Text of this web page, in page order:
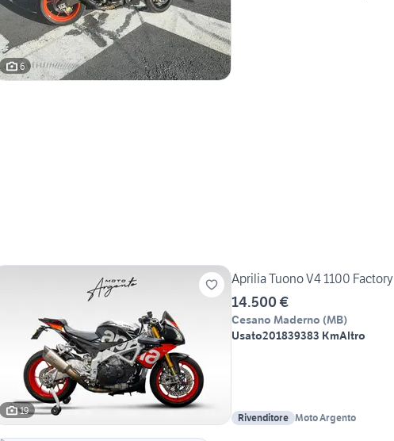
6
19
Aprilia Tuono V4 1100 Factory
14.500 €
Cesano Maderno (MB)
Usato201839383 KmAltro
Rivenditore Moto Argento